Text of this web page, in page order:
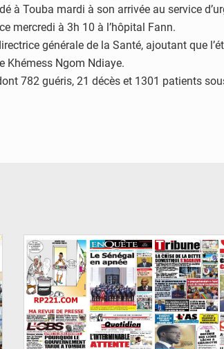
à Touba mardi à son arrivée au service
mercredi à 3h 10 à l’hôpital Fann.
générale de la Santé, ajoutant que
Khémess Ngom Ndiaye.
782 guéris, 21 décès et 1301 patients